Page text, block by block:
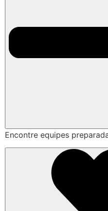
Encontre equipes